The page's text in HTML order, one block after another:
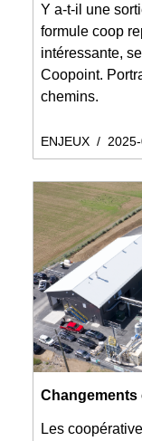
Y a-t-il une
formule coop
intéressante,
Coopoint.
chemins.
ENJEUX /
Changements
Les